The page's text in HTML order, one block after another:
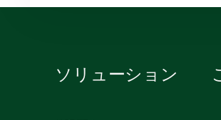
ソリューション